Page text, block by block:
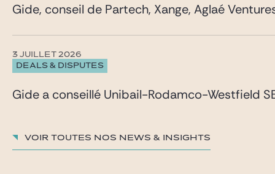
Gide, conseil de Partech, Xange, Aglaé
DEALS & DISPUTES
3 JUILLET 2026
Gide a conseillé Unibail-Rodamco-Westfield
Voir toutes nos News & insights